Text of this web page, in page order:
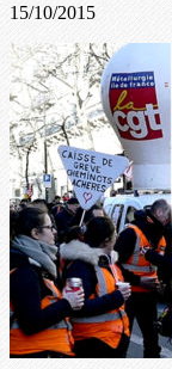
15/10/2015